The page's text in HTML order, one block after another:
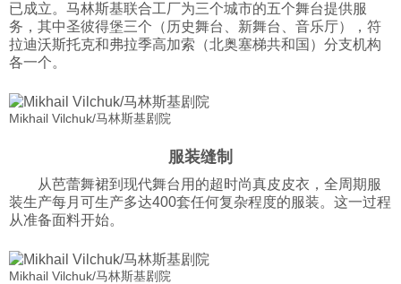
社会
体育
旅游
已成立。马林斯基联合工厂为三个城市的五个舞台提供服
务，其中圣彼得堡三个（历史舞台、新舞台、音乐厅），符
拉迪沃斯托克和弗拉季高加索（北奥塞梯共和国）分支机构
各一个。
Mikhail Vilchuk/马林斯基剧院
服装缝制
从芭蕾舞裙到现代舞台用的超时尚真皮皮衣，全周期服
装生产每月可生产多达400套任何复杂程度的服装。这一过程
从准备面料开始。
Mikhail Vilchuk/马林斯基剧院